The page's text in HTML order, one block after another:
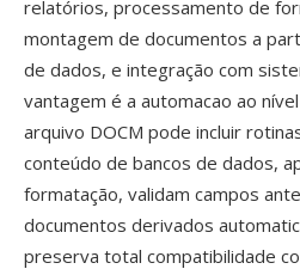
relatórios, processamento de
montagem de documentos a
de dados, e integração com
vantagem é a automacao ao
arquivo DOCM pode incluir
conteúdo de bancos de dados,
formatação, validam campos
documentos derivados
preserva total compatibilidade